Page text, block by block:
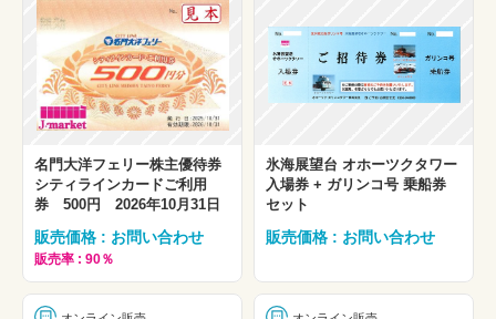
名門大洋フェリー株主優待券
シティラインカードご利用
券 500円 2026年10月31日
販売価格 : お問い合わせ
販売率 : 90％
氷海展望台 オホーツクタワー
入場券 + ガリンコ号 乗船券
セット
販売価格 : お問い合わせ